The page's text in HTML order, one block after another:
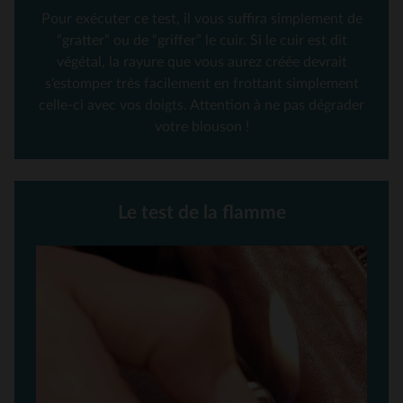
Pour exécuter ce test, il vous suffira simplement de
“gratter” ou de “griffer” le cuir. Si le cuir est dit
végétal, la rayure que vous aurez créée devrait
s’estomper très facilement en frottant simplement
celle-ci avec vos doigts. Attention à ne pas dégrader
votre blouson !
Le test de la flamme